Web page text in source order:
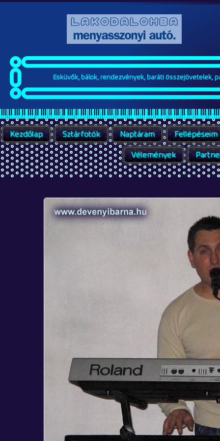
Esküvők, bálok, rendezvények, baráti összejövetelek,
Kezdőlap Sztárfotók Naptáram Fellépéseim
Vélemények